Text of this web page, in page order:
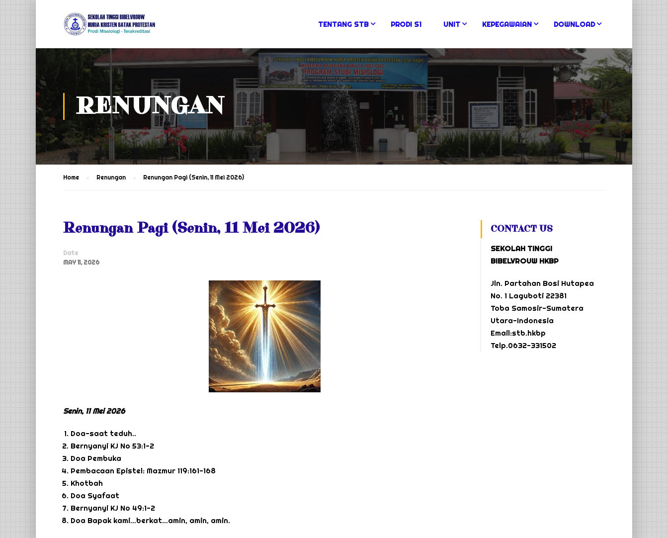
TENTANG STB PRODI S1 UNIT KEPEGAWAIAN DOWNLOAD
RENUNGAN
Home Renungan Renungan Pagi (Senin, 11 Mei 2026)
Renungan Pagi (Senin, 11 Mei 2026)
Date
MAY 11, 2026
Senin, 11 Mei 2026
Doa-saat teduh..
Bernyanyi KJ No 53:1-2
Doa Pembuka
Pembacaan Epistel: Mazmur 119:161-168
Khotbah
Doa Syafaat
Bernyanyi KJ No 49:1-2
Doa Bapak kami…berkat…amin, amin, amin.
CONTACT US
SEKOLAH TINGGI
BIBELVROUW HKBP
Jln. Partahan Bosi Hutapea
No. 1 Laguboti 22381
Toba Samosir-Sumatera
Utara-Indonesia
Email:stb.hkbp
Telp.0632-331502